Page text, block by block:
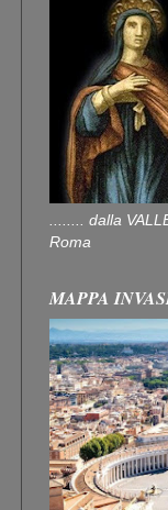
........ dalla
Roma
MAPPA